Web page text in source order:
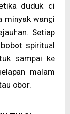
duduk di
minyak wangi
Setiap
spiritual
sampai ke
malam
obor.